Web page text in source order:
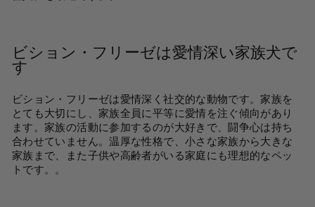
ビション・フリーゼは愛情深い家族犬で
す
ビション・フリーゼは愛情深く社交的な動物です。家族を
とても大切にし、家族全員に平等に愛情を注ぐ傾向があり
ます。家族の活動に参加するのが大好きで、闘争心は持ち
合わせていません。温厚な性格で、小さな家族から大きな
家族まで、また子供や高齢者がいる家庭にも理想的なペッ
トです。 。